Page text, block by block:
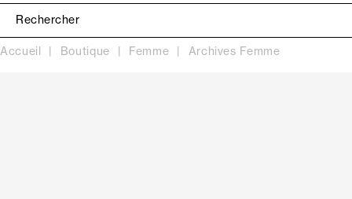
Accueil Boutique Femme Archives Femme